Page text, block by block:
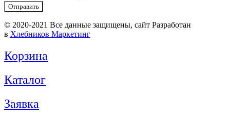
Отправить
© 2020-2021 Вcе данные защищены, сайт Разработан
в Хлебников Маркетинг
Корзина
Каталог
Заявка